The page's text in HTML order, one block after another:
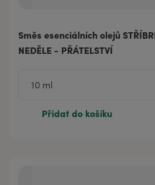
Směs esenciálních olejů
NEDĚLE - PŘÁTELSTVÍ
Přidat do košíku